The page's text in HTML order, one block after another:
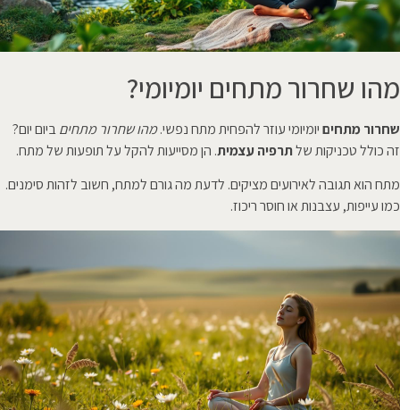
מהו שחרור מתחים יומיומי?
שחרור מתחיםיומיומי עוזר להפחית מתח נפשי.מהו שחרור מתחיםביום יום?
זה כולל טכניקות שלתרפיה עצמית. הן מסייעות להקל על תופעות של מתח.
מתח הוא תגובה לאירועים מציקים. לדעת מה גורם למתח, חשוב לזהות סימנים.
כמו עייפות, עצבנות או חוסר ריכוז.